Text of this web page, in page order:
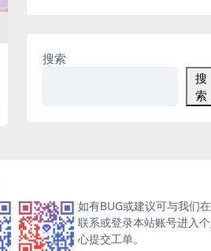
搜索
搜
索
如有BUG或建议可与我们
联系或登录本站账号进入
心提交工单。